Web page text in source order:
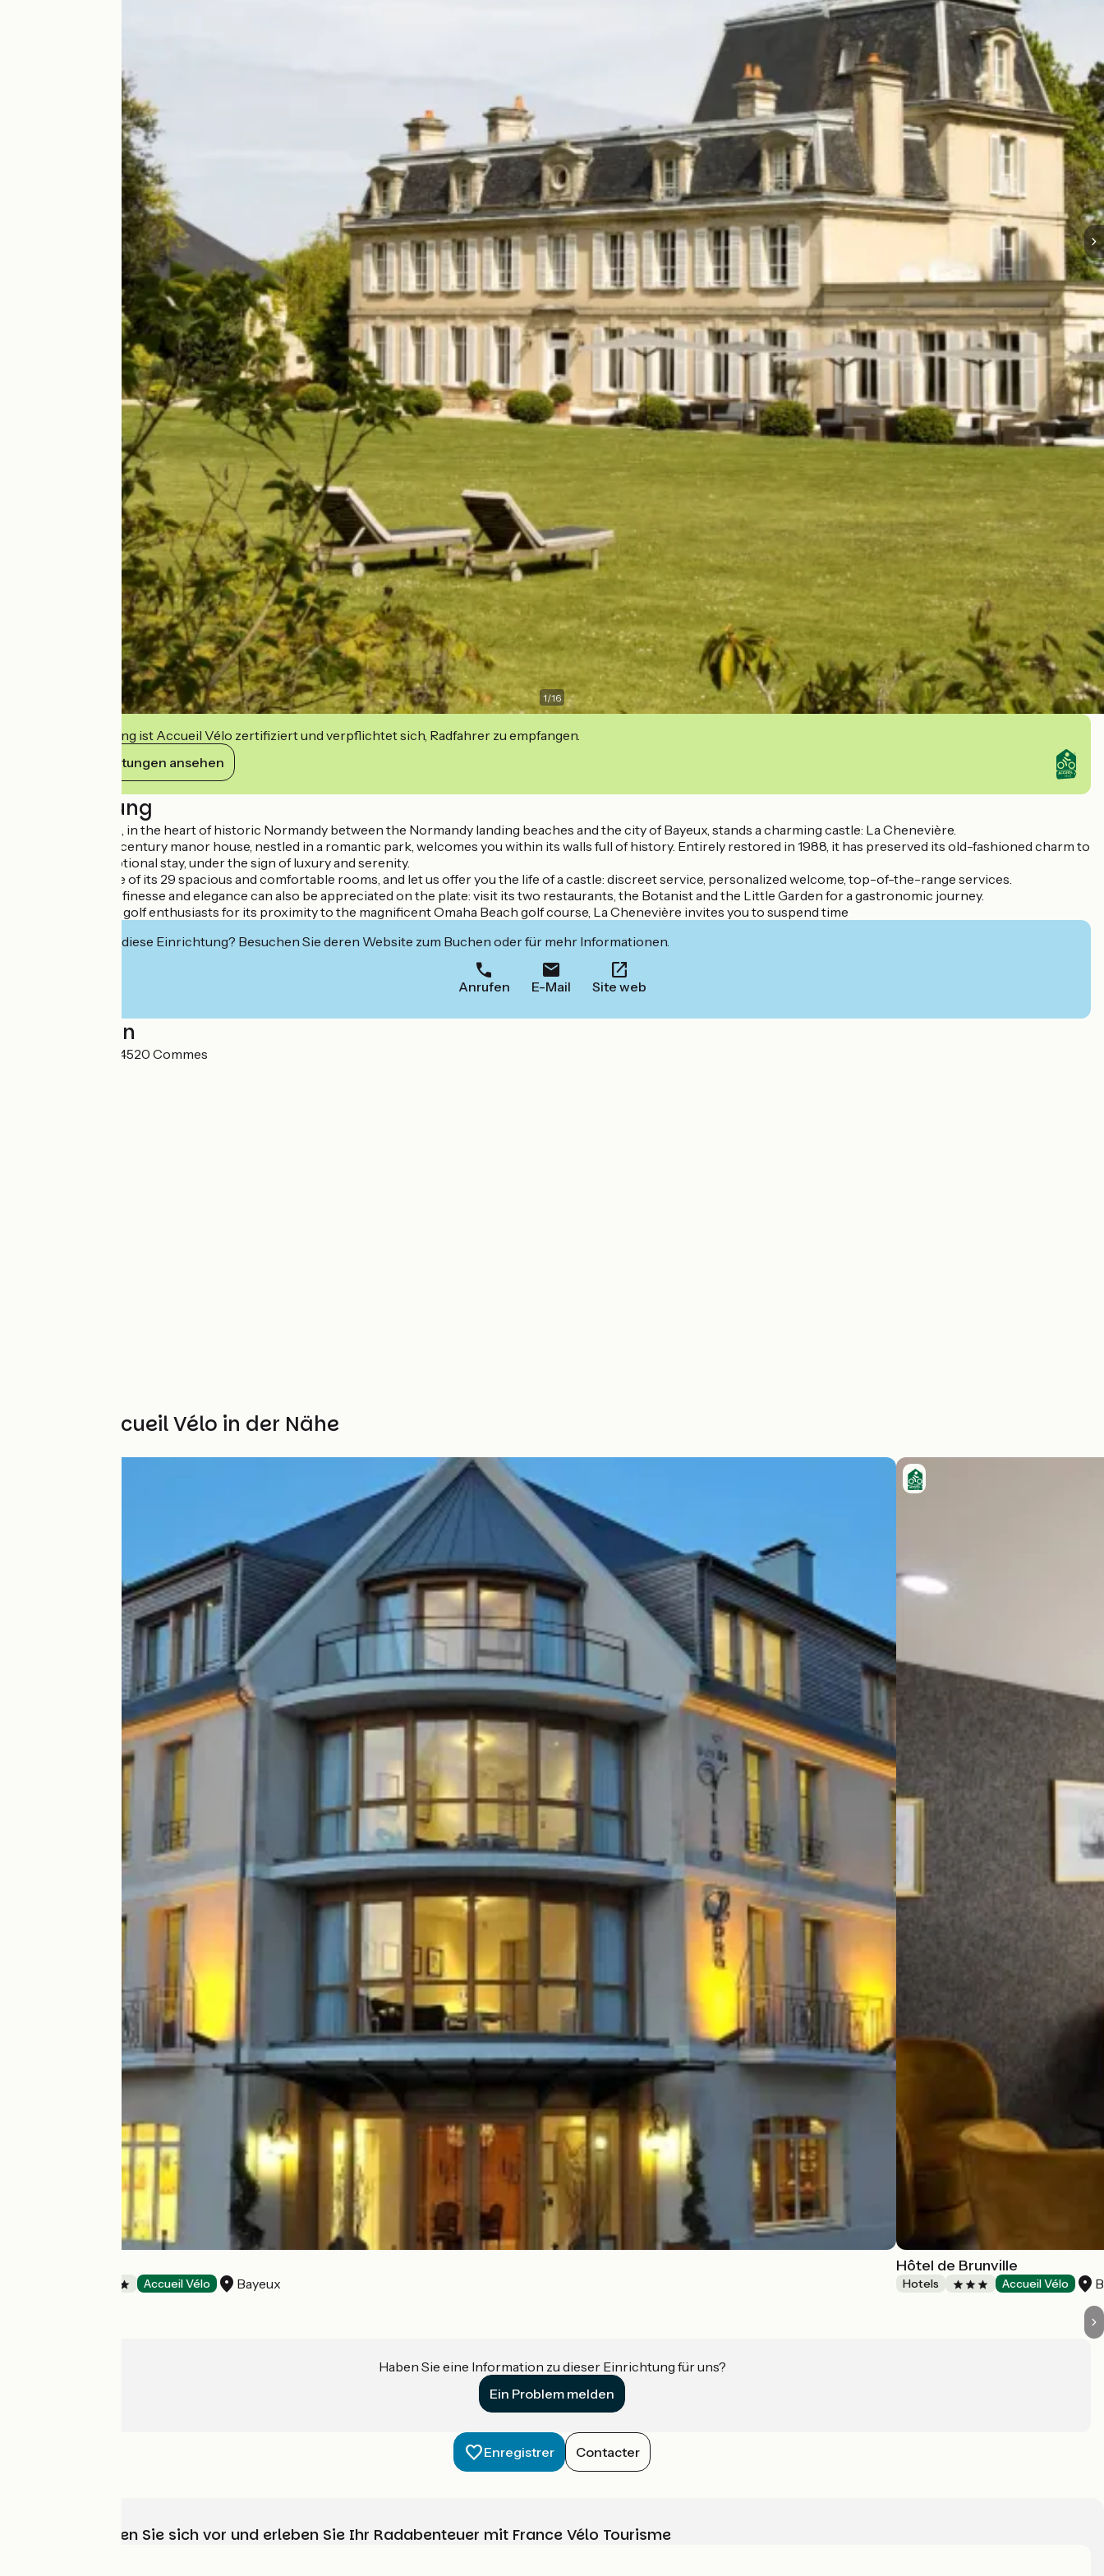
1/16
Diese Einrichtung ist Accueil Vélo zertifiziert und verpflichtet sich, Radfahrer zu empfangen.
Ihre Verpflichtungen ansehen
Beschreibung
In Port-en-Bessin, in the heart of historic Normandy between the Normandy landing beaches and the city of Bayeux, stands a charming castle: La Chenevière.
This ancient 18th century manor house, nestled in a romantic park, welcomes you within its walls full of history. Entirely restored in 1988, it has preserved its old-fashioned charm to
offer you an exceptional stay, under the sign of luxury and serenity.
Settle down in one of its 29 spacious and comfortable rooms, and let us offer you the life of a castle: discreet service, personalized welcome, top-of-the-range services.
At La Chenevière, finesse and elegance can also be appreciated on the plate: visit its two restaurants, the Botanist and the Little Garden for a gastronomic journey.
Very popular with golf enthusiasts for its proximity to the magnificent Omaha Beach golf course, La Chenevière invites you to suspend time
Interessiert Sie diese Einrichtung? Besuchen Sie deren Website zum Buchen oder für mehr Informationen.
Anrufen E-Mail Site web
Localisation
Lieu-dit Escures 14520 Commes
Weitere Accueil Vélo in der Nähe
Accueil Vélo Bayeux
Hôtel de Brunville
Hotels Accueil Vélo
Haben Sie eine Information zu dieser Einrichtung für uns?
Ein Problem melden
Enregistrer Contacter
Wählen, bereiten Sie sich vor und erleben Sie Ihr Radabenteuer mit France Vélo Tourisme